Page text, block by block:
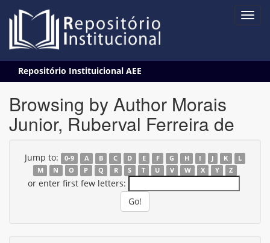
navigation
Repositório Instituicional AEE
Browsing by Author Morais
Junior, Ruberval Ferreira de
Jump to: 0-9 A B C D E F G H I J K
L
M
N O P Q R S T U V W X Y Z
or enter first few letters: